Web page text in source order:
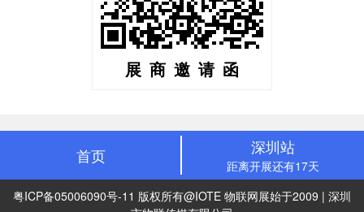
展商邀请函
首页 深圳站
距离开展还有17天
粤ICP备05006090号-11 版权所有@IOTE 物联网展始于2009 | 深圳